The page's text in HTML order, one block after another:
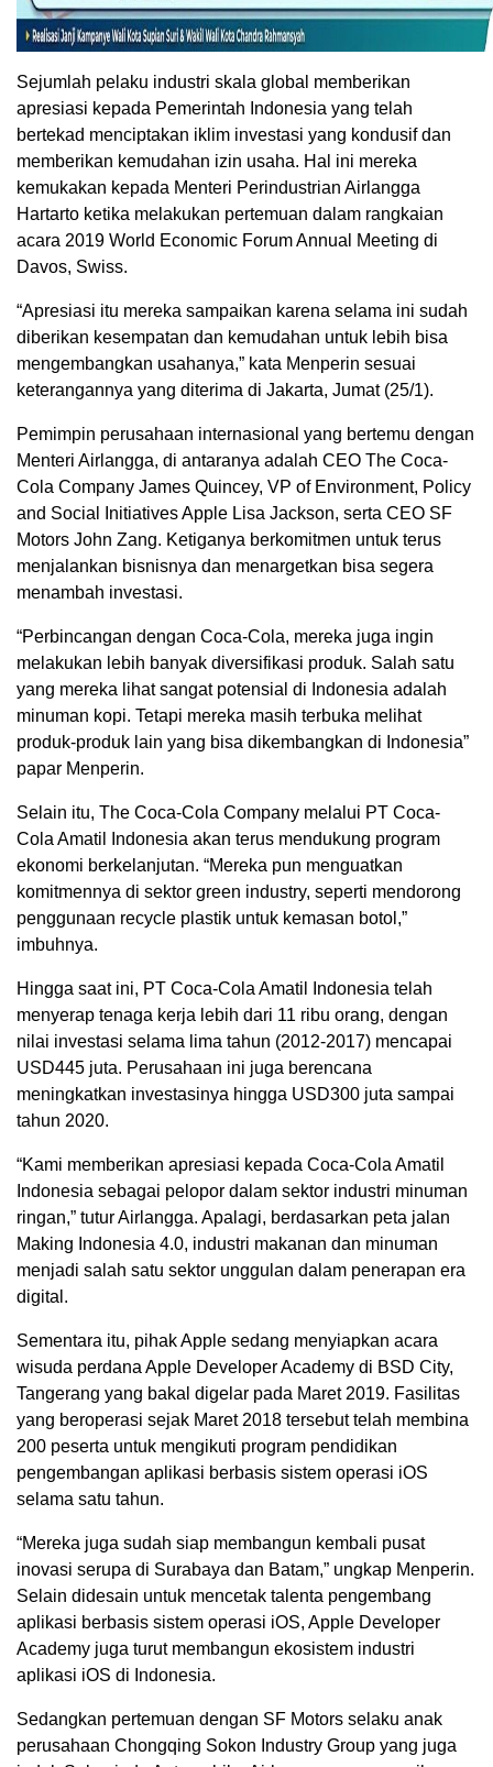
Sejumlah pelaku industri skala global memberikan
apresiasi kepada Pemerintah Indonesia yang telah
bertekad menciptakan iklim investasi yang kondusif dan
memberikan kemudahan izin usaha. Hal ini mereka
kemukakan kepada Menteri Perindustrian Airlangga
Hartarto ketika melakukan pertemuan dalam rangkaian
acara 2019 World Economic Forum Annual Meeting di
Davos, Swiss.
“Apresiasi itu mereka sampaikan karena selama ini sudah
diberikan kesempatan dan kemudahan untuk lebih bisa
mengembangkan usahanya,” kata Menperin sesuai
keterangannya yang diterima di Jakarta, Jumat (25/1).
Pemimpin perusahaan internasional yang bertemu dengan
Menteri Airlangga, di antaranya adalah CEO The Coca-
Cola Company James Quincey, VP of Environment, Policy
and Social Initiatives Apple Lisa Jackson, serta CEO SF
Motors John Zang. Ketiganya berkomitmen untuk terus
menjalankan bisnisnya dan menargetkan bisa segera
menambah investasi.
“Perbincangan dengan Coca-Cola, mereka juga ingin
melakukan lebih banyak diversifikasi produk. Salah satu
yang mereka lihat sangat potensial di Indonesia adalah
minuman kopi. Tetapi mereka masih terbuka melihat
produk-produk lain yang bisa dikembangkan di Indonesia”
papar Menperin.
Selain itu, The Coca-Cola Company melalui PT Coca-
Cola Amatil Indonesia akan terus mendukung program
ekonomi berkelanjutan. “Mereka pun menguatkan
komitmennya di sektor green industry, seperti mendorong
penggunaan recycle plastik untuk kemasan botol,”
imbuhnya.
Hingga saat ini, PT Coca-Cola Amatil Indonesia telah
menyerap tenaga kerja lebih dari 11 ribu orang, dengan
nilai investasi selama lima tahun (2012-2017) mencapai
USD445 juta. Perusahaan ini juga berencana
meningkatkan investasinya hingga USD300 juta sampai
tahun 2020.
“Kami memberikan apresiasi kepada Coca-Cola Amatil
Indonesia sebagai pelopor dalam sektor industri minuman
ringan,” tutur Airlangga. Apalagi, berdasarkan peta jalan
Making Indonesia 4.0, industri makanan dan minuman
menjadi salah satu sektor unggulan dalam penerapan era
digital.
Sementara itu, pihak Apple sedang menyiapkan acara
wisuda perdana Apple Developer Academy di BSD City,
Tangerang yang bakal digelar pada Maret 2019. Fasilitas
yang beroperasi sejak Maret 2018 tersebut telah membina
200 peserta untuk mengikuti program pendidikan
pengembangan aplikasi berbasis sistem operasi iOS
selama satu tahun.
“Mereka juga sudah siap membangun kembali pusat
inovasi serupa di Surabaya dan Batam,” ungkap Menperin.
Selain didesain untuk mencetak talenta pengembang
aplikasi berbasis sistem operasi iOS, Apple Developer
Academy juga turut membangun ekosistem industri
aplikasi iOS di Indonesia.
Sedangkan pertemuan dengan SF Motors selaku anak
perusahaan Chongqing Sokon Industry Group yang juga